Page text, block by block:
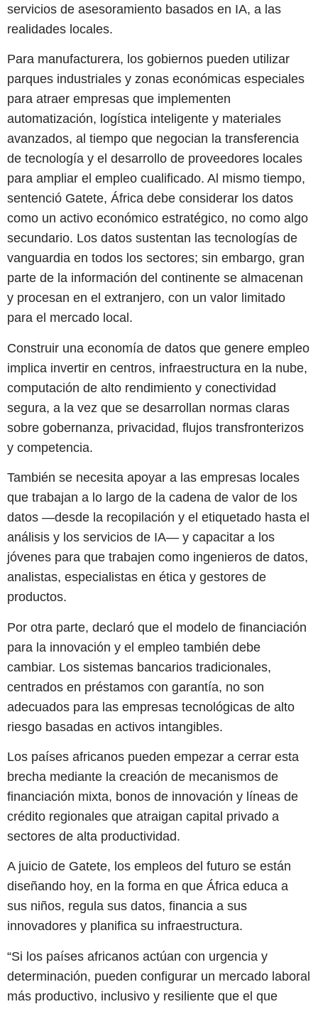
servicios de asesoramiento basados en IA, a las
realidades locales.
Para manufacturera, los gobiernos pueden utilizar
parques industriales y zonas económicas especiales
para atraer empresas que implementen
automatización, logística inteligente y materiales
avanzados, al tiempo que negocian la transferencia
de tecnología y el desarrollo de proveedores locales
para ampliar el empleo cualificado. Al mismo tiempo,
sentenció Gatete, África debe considerar los datos
como un activo económico estratégico, no como algo
secundario. Los datos sustentan las tecnologías de
vanguardia en todos los sectores; sin embargo, gran
parte de la información del continente se almacenan
y procesan en el extranjero, con un valor limitado
para el mercado local.
Construir una economía de datos que genere empleo
implica invertir en centros, infraestructura en la nube,
computación de alto rendimiento y conectividad
segura, a la vez que se desarrollan normas claras
sobre gobernanza, privacidad, flujos transfronterizos
y competencia.
También se necesita apoyar a las empresas locales
que trabajan a lo largo de la cadena de valor de los
datos —desde la recopilación y el etiquetado hasta el
análisis y los servicios de IA— y capacitar a los
jóvenes para que trabajen como ingenieros de datos,
analistas, especialistas en ética y gestores de
productos.
Por otra parte, declaró que el modelo de financiación
para la innovación y el empleo también debe
cambiar. Los sistemas bancarios tradicionales,
centrados en préstamos con garantía, no son
adecuados para las empresas tecnológicas de alto
riesgo basadas en activos intangibles.
Los países africanos pueden empezar a cerrar esta
brecha mediante la creación de mecanismos de
financiación mixta, bonos de innovación y líneas de
crédito regionales que atraigan capital privado a
sectores de alta productividad.
A juicio de Gatete, los empleos del futuro se están
diseñando hoy, en la forma en que África educa a
sus niños, regula sus datos, financia a sus
innovadores y planifica su infraestructura.
“Si los países africanos actúan con urgencia y
determinación, pueden configurar un mercado laboral
más productivo, inclusivo y resiliente que el que